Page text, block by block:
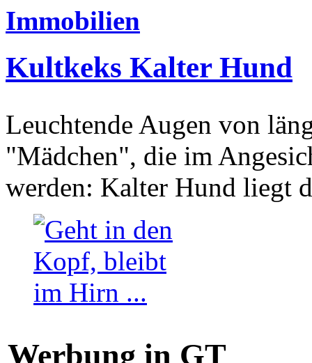
Immobilien
Kultkeks Kalter Hund
Leuchtende Augen von
"Mädchen", die im
werden: Kalter Hund liegt
Werbung in GT